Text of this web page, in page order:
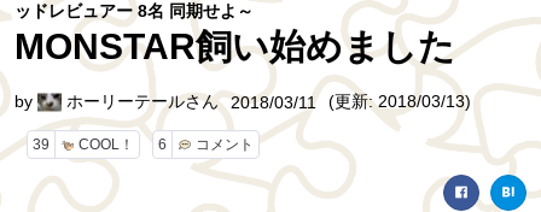
ッドレビュアー 8名 同期せよ～
MONSTAR飼い始めました
39 COOL！ 6 コメント
by ホーリーテールさん 2018/03/11 (更新: 2018/03/13)